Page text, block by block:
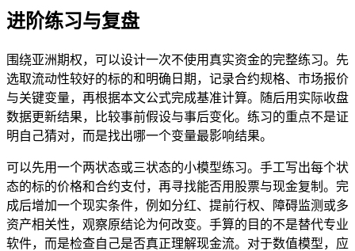
进阶练习与复盘
围绕亚洲期权，可以设计一次不使用真实资金的完整练习。先
选取流动性较好的标的和明确日期，记录合约规格、市场报价
与关键变量，再根据本文公式完成基准计算。随后用实际收盘
数据更新结果，比较事前假设与事后变化。练习的重点不是证
明自己猜对，而是找出哪一个变量最影响结果。
可以先用一个两状态或三状态的小模型练习。手工写出每个状
态的标的价格和合约支付，再寻找能否用股票与现金复制。完
成后增加一个现实条件，例如分红、提前行权、障碍监测或多
资产相关性，观察原结论为何改变。手算的目的不是替代专业
软件，而是检查自己是否真正理解现金流。对于数值模型，应